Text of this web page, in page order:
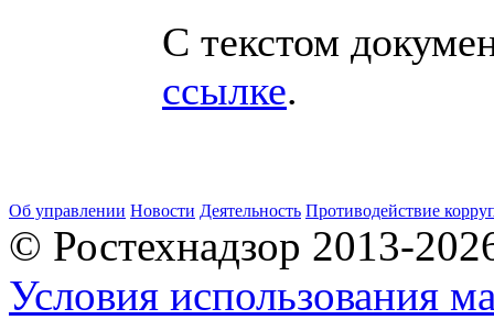
С текстом
ссылке.
Об управлении Новости Деятельность Противодействие
© Ростехнадзор 2013-
Условия использования